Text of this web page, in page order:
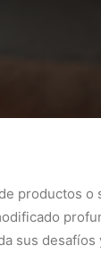
productos o
sus desafíos